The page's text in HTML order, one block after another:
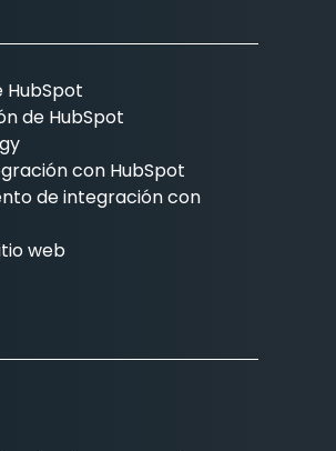
HubSpot
de HubSpot
con HubSpot
de integración con
web